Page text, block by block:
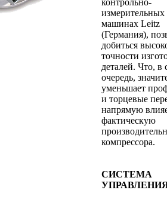
измерительных
машинах Leitz
(Германия),
добиться
точности
деталей. Что, в
очередь,
уменьшает
и торцевые
напрямую
фактическую
компрессора.
СИСТЕМА